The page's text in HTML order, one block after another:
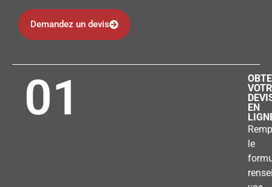
Demandez un devis
01
EN
le